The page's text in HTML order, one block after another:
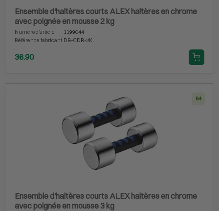
Ensemble d'haltères courts ALEX haltères en chrome
avec poignée en mousse 2 kg
Numéro d'article
1199044
Référence fabricant DB-CDR-2K
36.90
54
Ensemble d'haltères courts ALEX haltères en chrome
avec poignée en mousse 3 kg